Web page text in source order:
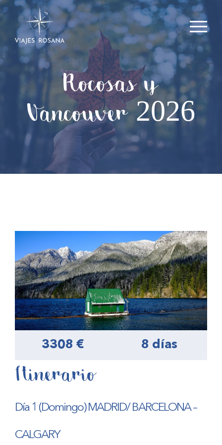
Rocosas y
Vancouver 2026
3308 € 8 días
Itinerario
Día 1 (Domingo) MADRID/ BARCELONA –
CALGARY